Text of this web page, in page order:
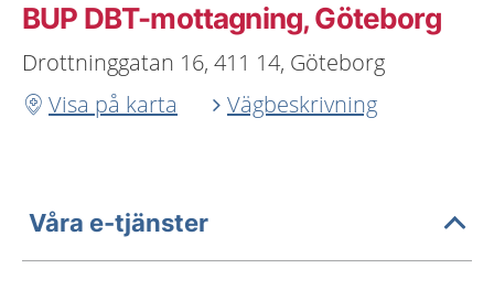
BUP DBT-mottagning, Göteborg
Drottninggatan 16, 411 14, Göteborg
Visa på karta
Vägbeskrivning
Våra e-tjänster